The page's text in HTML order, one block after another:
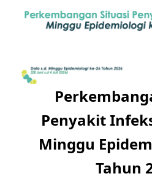
Penyakit
Minggu
Tahun